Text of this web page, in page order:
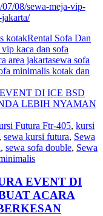
08/sewa-meja-vip-
kotakRental Sofa Dan
kaca dan sofa
area jakartasewa sofa
minimalis kotak dan
Futura Ftr-405, kursi
, sewa kursi futura, Sewa
, sewa sofa double, Sewa
EVENT DI
ACARA